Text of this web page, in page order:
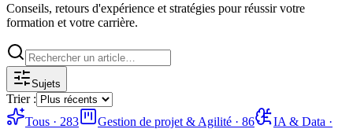
Conseils, retours d'expérience et stratégies pour réussir votre
formation et votre carrière.
Sujets
Trier :
Tous · 283 Gestion de projet & Agilité · 86 IA & Data ·